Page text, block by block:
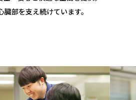
部を支え続けています。